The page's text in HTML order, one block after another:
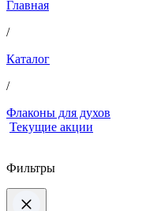
Главная
/
Каталог
/
Флаконы для духов
Текущие акции
Фильтры